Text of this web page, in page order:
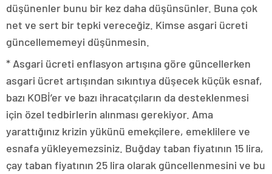
düşünenler bunu bir kez daha düşünsünler. Buna çok
net ve sert bir tepki vereceğiz. Kimse asgari ücreti
güncellememeyi düşünmesin.
* Asgari ücreti enflasyon artışına göre güncellerken
asgari ücret artışından sıkıntıya düşecek küçük esnaf,
bazı KOBİ’er ve bazı ihracatçıların da desteklenmesi
için özel tedbirlerin alınması gerekiyor. Ama
yarattığınız krizin yükünü emekçilere, emeklilere ve
esnafa yükleyemezsiniz. Buğday taban fiyatının 15 lira,
çay taban fiyatının 25 lira olarak güncellenmesini ve bu